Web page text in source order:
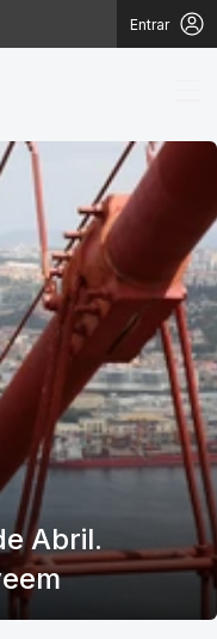
Entrar
Abril.